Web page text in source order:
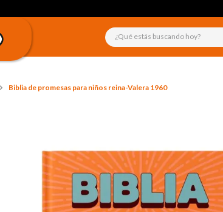
¿Qué estás buscando hoy?
Biblia de promesas para niños reina-Valera 1960